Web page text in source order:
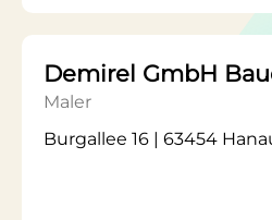
Demirel GmbH
Maler
Burgallee 16 | 63454